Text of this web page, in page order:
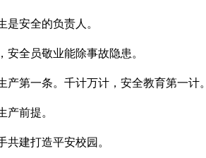
安全的负责人。
全员敬业能除事故隐患。
第一条。千计万计，安全教育第一计。
前提。
建打造平安校园。